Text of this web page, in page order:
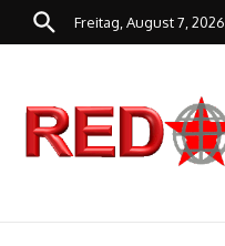
Zum Inhalt springen
Freitag, August 7, 2026